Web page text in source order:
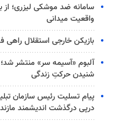
سامانه ضد موشکی لیزری؛ از
واقعیت میدانی
بازیکن خارجی استقلال راهی
آلبوم «آسیمه سر» منتشر
شنیدن حرکتِ زندگی
پیام تسلیت رئیس سازمان
درپی درگذشت اندیشمند